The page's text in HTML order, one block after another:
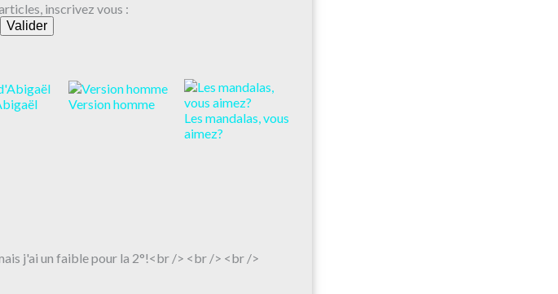
inscrivez vous :
Version homme
Les mandalas, vous
aimez?
j'ai un faible pour la 2°!<br /> <br /> <br />